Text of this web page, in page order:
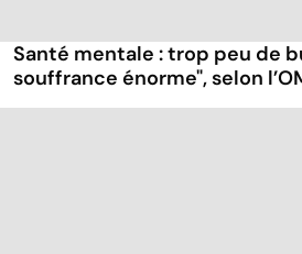
Santé mentale : trop peu de
souffrance énorme", selon